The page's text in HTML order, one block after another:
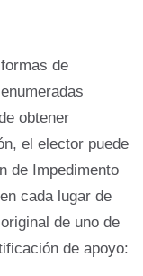
de
obtener
el elector puede
de Impedimento
cada lugar de
de uno de
de apoyo: